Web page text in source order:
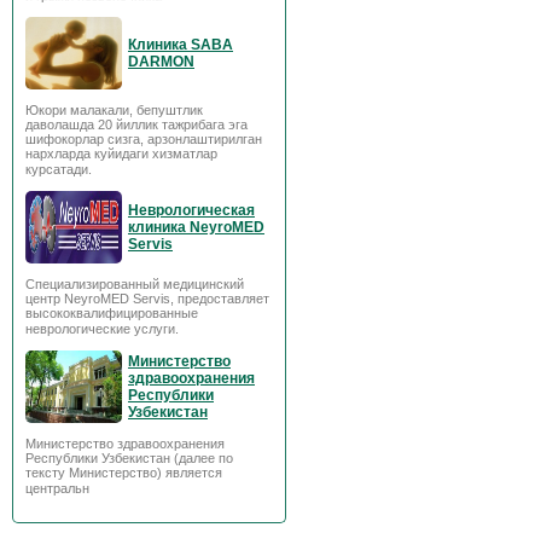
Клиника SABA
DARMON
Юкори малакали, бепуштлик
даволашда 20 йиллик тажрибага эга
шифокорлар сизга, арзонлаштирилган
нархларда куйидаги хизматлар
курсатади.
Неврологическая
клиника NeyroMED
Servis
Специализированный медицинский
центр NeyroMED Servis, предоставляет
высококвалифицированные
неврологические услуги.
Министерство
здравоохранения
Республики
Узбекистан
Министерство здравоохранения
Республики Узбекистан (далее по
тексту Министерство) является
центральн